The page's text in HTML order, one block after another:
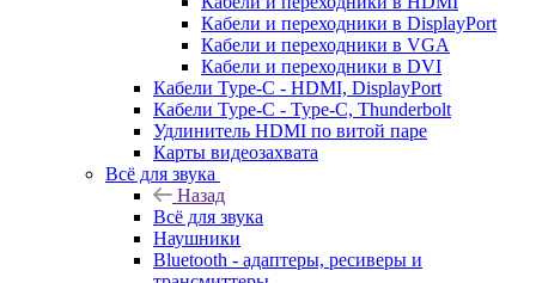
Кабели и переходники в DisplayPort
Кабели и переходники в VGA
Кабели и переходники в DVI
Кабели Type-C - HDMI, DisplayPort
Кабели Type-C - Type-C, Thunderbolt
Удлинитель HDMI по витой паре
Карты видеозахвата
Всё для звука
Назад
Всё для звука
Наушники
Bluetooth - адаптеры, ресиверы и